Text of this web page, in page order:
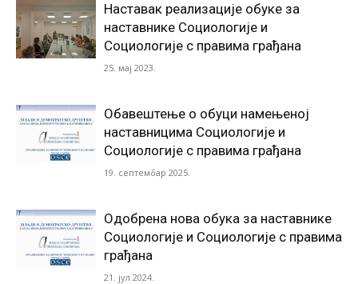
Наставак реализације обуке за
наставнике Социологије и
Социологије с правима грађана
25. мај 2023.
Обавештење о обуци намењеној
наставницима Социологије и
Социологије с правима грађана
19. септембар 2025.
Одобрена нова обука за наставнике
Социологије и Социологије с правима
грађана
21. јул 2024.